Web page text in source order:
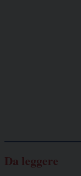
Da leggere